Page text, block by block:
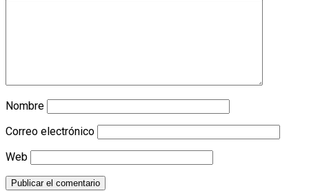
Nombre
Correo electrónico
Web